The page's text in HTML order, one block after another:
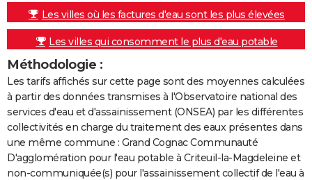
Les villes où les factures d'eau sont les plus élevées
Les villes qui consomment le plus d'eau potable
Méthodologie :
Les tarifs affichés sur cette page sont des moyennes calculées
à partir des données transmises à l'Observatoire national des
services d'eau et d'assainissement (ONSEA) par les différentes
collectivités en charge du traitement des eaux présentes dans
une même commune : Grand Cognac Communauté
D'agglomération pour l'eau potable à Criteuil-la-Magdeleine et
non-communiquée(s) pour l'assainissement collectif de l'eau à